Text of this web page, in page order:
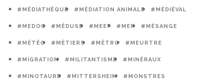
#MÉDIATHÈQUE #MÉDIATION ANIMALE #MÉDIÉVAL
#MEDOC #MÉDUSE #MEEF #MER #MÉSANGE
#MÉTÉO #MÉTIERS #MÉTRO #MEURTRE
#MIGRATION #MILITANTISME #MINÉRAUX
#MINOTAURE #MITTERSHEIM #MONSTRES